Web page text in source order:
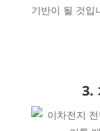
기반이 될 것입
3.